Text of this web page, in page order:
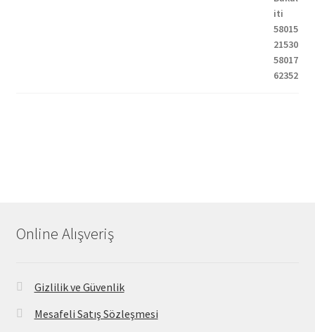
Online Alışveriş
Gizlilik ve Güvenlik
Mesafeli Satış Sözleşmesi